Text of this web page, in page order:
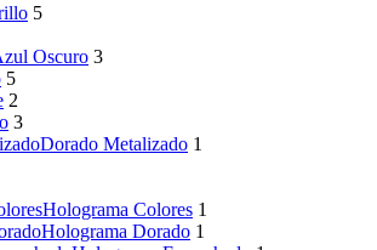
5
Oscuro 3
5
2
3
Dorado Metalizado 1
Holograma Colores 1
Holograma Dorado 1